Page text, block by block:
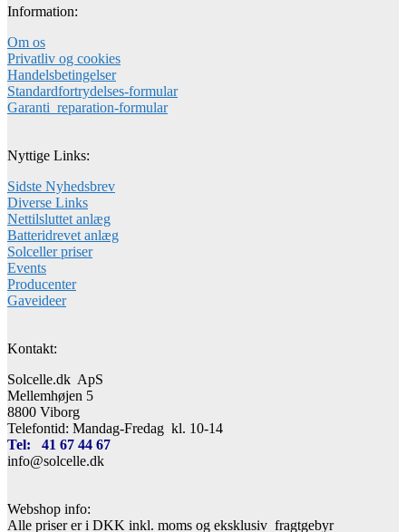
Information:
Om os
Privatliv og cookies
Handelsbetingelser
Standardfortrydelses-formular
Garanti_reparation-formular
Nyttige Links:
Sidste Nyhedsbrev
Diverse Links
Nettilsluttet anlæg
Batteridrevet anlæg
Solceller priser
Events
Producenter
Gaveideer
Kontakt:
Solcelle.dk ApS
Mellemhøjen 5
8800 Viborg
Telefontid: Mandag-Fredag kl. 10-14
Tel: 41 67 44 67
info@solcelle.dk
Webshop info:
Alle priser er i DKK inkl. moms og eksklusiv fragtgebyr